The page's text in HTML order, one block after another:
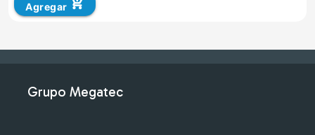
Agregar add_shopping_cart
Grupo Megatec